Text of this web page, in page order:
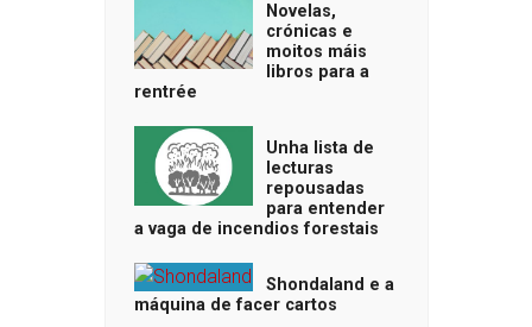
Novelas,
crónicas e
moitos máis
libros para a
rentrée
Unha lista de
lecturas
repousadas
para entender
a vaga de incendios forestais
Shondaland e a
máquina de facer cartos